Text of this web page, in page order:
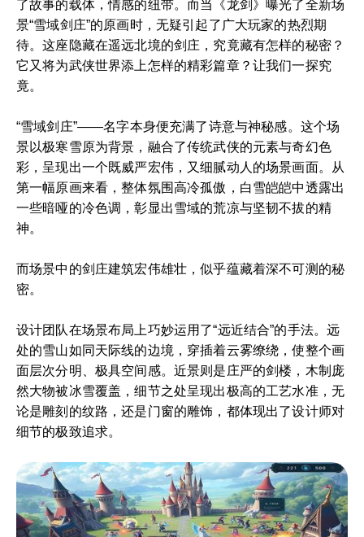
了故事的载体，情感的纽带。而当《龙剑》曝光了全新场
景“雪域剑庄”的原画时，无疑引起了广大玩家的热烈期
待。这座隐藏在遥远北境的剑庄，究竟藏有怎样的秘密？
它又将为武侠世界添上怎样的精彩篇章？让我们一探究
竟。
“雪域剑庄”——名字本身便充满了诗意与神秘感。这个场
景以极寒雪原为背景，融合了传统武侠的元素与奇幻色
彩，呈现出一个既威严宏伟，又细腻动人的场景画面。从
第一幅原画来看，整体氛围高冷孤傲，白雪皑皑中透露出
一些暗哑的冷色调，彰显出雪域的荒凉与坚韧不拔的精
神。
而场景中的剑庄建筑宏伟雄壮，似乎蕴藏着深不可测的秘
密。
设计团队在场景布局上巧妙运用了“远近结合”的手法。远
处的雪山如同天际线的边境，穿插着云雾缭绕，使整个画
面层次分明、极具空间感。近景则是庄严的剑楼，木制庞
然大物被冰雪覆盖，细节之处呈现出极高的工艺水准，无
论是雕刻的纹路，还是门窗的雕饰，都体现出了设计师对
细节的极致追求。